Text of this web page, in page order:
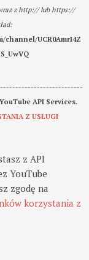
z http:// lub https://
channel/UCR0AmrI4Z
API Services.
Z USŁUGI
z API
YouTube
zgodę na
korzystania z